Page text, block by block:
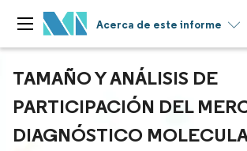
Acerca de este informe
TAMAÑO Y ANÁLISIS DE
PARTICIPACIÓN DEL
DIAGNÓSTICO